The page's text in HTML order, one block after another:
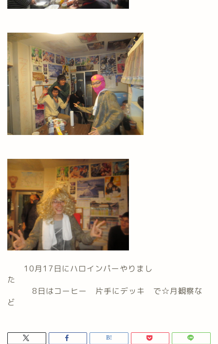
10月17日にハロインパーやりまし
た
8日はコーヒー 片手にデッキ で☆月観察な
ど